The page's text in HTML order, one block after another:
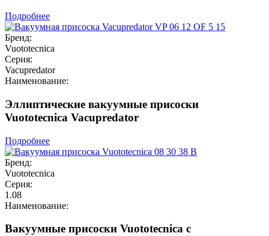
Подробнее
Бренд:
Vuototecnica
Серия:
Vacupredator
Наименование:
Эллиптические вакуумные присоски
Vuototecnica Vacupredator
Подробнее
Бренд:
Vuototecnica
Серия:
1.08
Наименование:
Вакуумные присоски Vuototecnica с